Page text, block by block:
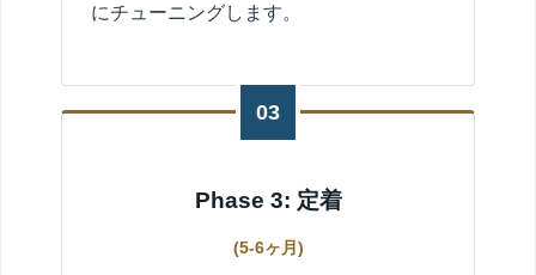
にチューニングします。
03
Phase 3: 定着
(5-6ヶ月)